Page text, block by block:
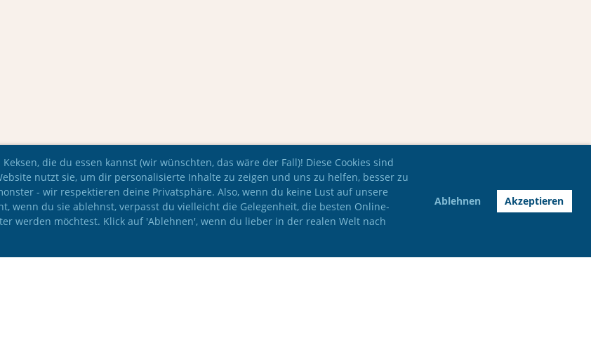
die du essen kannst (wir wünschten, das wäre der Fall)! Diese Cookies sind
nutzt sie, um dir personalisierte Inhalte zu zeigen und uns zu helfen, besser zu
- wir respektieren deine Privatsphäre. Also, wenn du keine Lust auf unsere
wenn du sie ablehnst, verpasst du vielleicht die Gelegenheit, die besten Online-
werden möchtest. Klick auf 'Ablehnen', wenn du lieber in der realen Welt nach
Ablehnen Akzeptieren